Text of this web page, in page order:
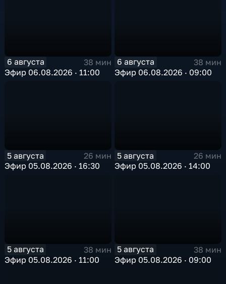
6 августа
38 мин
Эфир 06.08.2026 · 11:00
6 августа
38 мин
Эфир 06.08.2026 · 09:00
5 августа
26 мин
Эфир 05.08.2026 · 16:30
5 августа
26 мин
Эфир 05.08.2026 · 14:00
5 августа
38 мин
Эфир 05.08.2026 · 11:00
5 августа
38 мин
Эфир 05.08.2026 · 09:00